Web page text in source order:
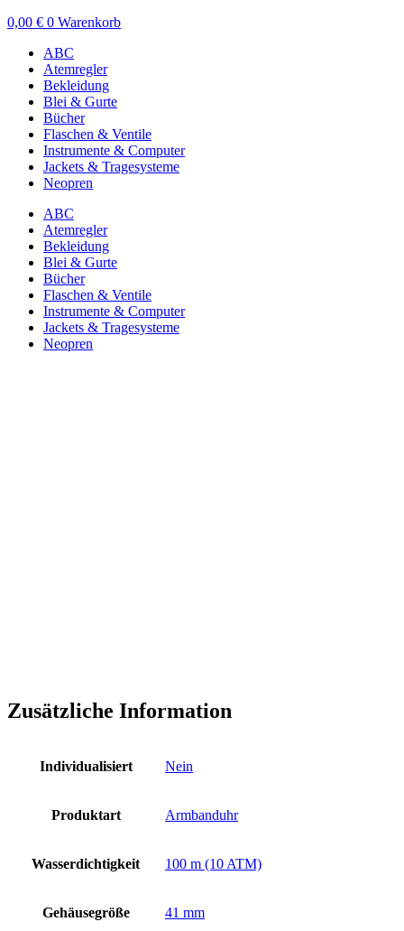
0,00 € 0 Warenkorb
ABC
Atemregler
Bekleidung
Blei & Gurte
Bücher
Flaschen & Ventile
Instrumente & Computer
Jackets & Tragesysteme
Neopren
ABC
Atemregler
Bekleidung
Blei & Gurte
Bücher
Flaschen & Ventile
Instrumente & Computer
Jackets & Tragesysteme
Neopren
Zusätzliche Information
Individualisiert Nein
Produktart Armbanduhr
Wasserdichtigkeit 100 m (10 ATM)
Gehäusegröße 41 mm